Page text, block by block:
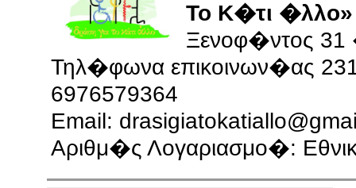
Το Κ�τι
Ξενοφ�ντος 31
Τηλ�φωνα επικοινων�ας
6976579364
Email:
Αριθμ�ς Λογαριασμο�: